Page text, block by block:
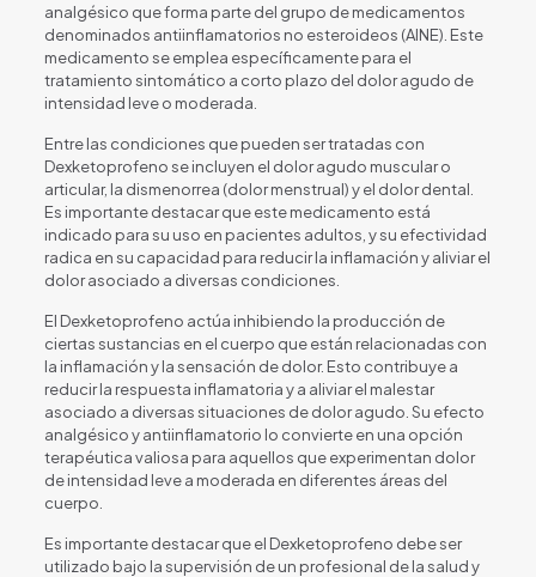
analgésico que forma parte del grupo de medicamentos
denominados antiinflamatorios no esteroideos (AINE). Este
medicamento se emplea específicamente para el
tratamiento sintomático a corto plazo del dolor agudo de
intensidad leve o moderada.
Entre las condiciones que pueden ser tratadas con
Dexketoprofeno se incluyen el dolor agudo muscular o
articular, la dismenorrea (dolor menstrual) y el dolor dental.
Es importante destacar que este medicamento está
indicado para su uso en pacientes adultos, y su efectividad
radica en su capacidad para reducir la inflamación y aliviar el
dolor asociado a diversas condiciones.
El Dexketoprofeno actúa inhibiendo la producción de
ciertas sustancias en el cuerpo que están relacionadas con
la inflamación y la sensación de dolor. Esto contribuye a
reducir la respuesta inflamatoria y a aliviar el malestar
asociado a diversas situaciones de dolor agudo. Su efecto
analgésico y antiinflamatorio lo convierte en una opción
terapéutica valiosa para aquellos que experimentan dolor
de intensidad leve a moderada en diferentes áreas del
cuerpo.
Es importante destacar que el Dexketoprofeno debe ser
utilizado bajo la supervisión de un profesional de la salud y